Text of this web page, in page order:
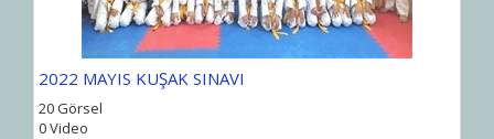
2022 MAYIS KUŞAK SINAVI
20 Görsel
0 Video